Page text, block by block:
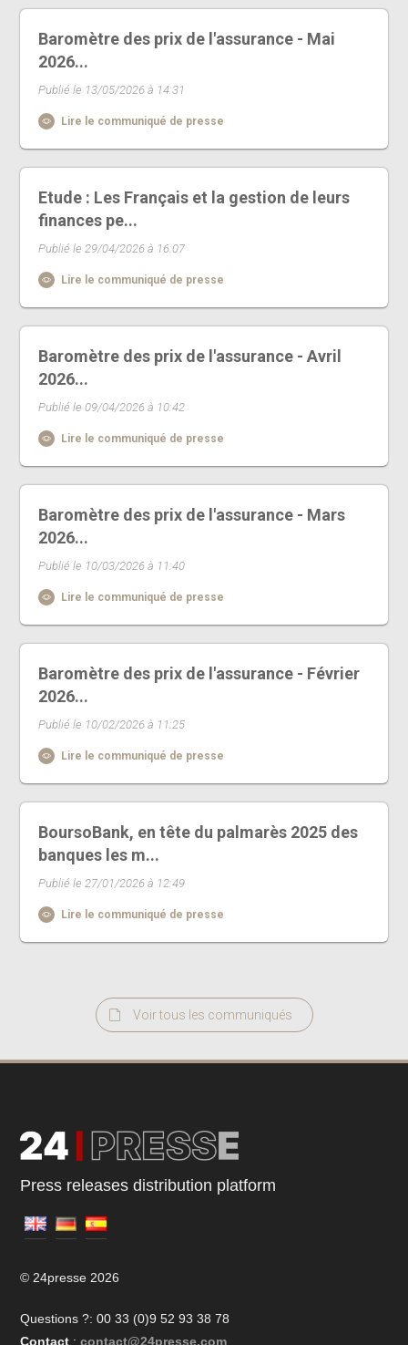
Baromètre des prix de l'assurance - Mai
2026...
Publié le 13/05/2026 à 14:31
Lire le communiqué de presse
Etude : Les Français et la gestion de leurs
finances pe...
Publié le 29/04/2026 à 16:07
Lire le communiqué de presse
Baromètre des prix de l'assurance - Avril
2026...
Publié le 09/04/2026 à 10:42
Lire le communiqué de presse
Baromètre des prix de l'assurance - Mars
2026...
Publié le 10/03/2026 à 11:40
Lire le communiqué de presse
Baromètre des prix de l'assurance - Février
2026...
Publié le 10/02/2026 à 11:25
Lire le communiqué de presse
BoursoBank, en tête du palmarès 2025 des
banques les m...
Publié le 27/01/2026 à 12:49
Lire le communiqué de presse
Voir tous les communiqués
Press releases distribution platform
© 24presse 2026
Questions ?: 00 33 (0)9 52 93 38 78
Contact : contact@24presse.com